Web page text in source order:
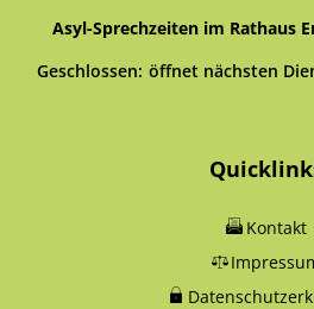
Asyl-Sprechzeiten im Rathaus
Klicken, um weitere Öffnungs-
Geschlossen: öffnet nächsten
Kontakt